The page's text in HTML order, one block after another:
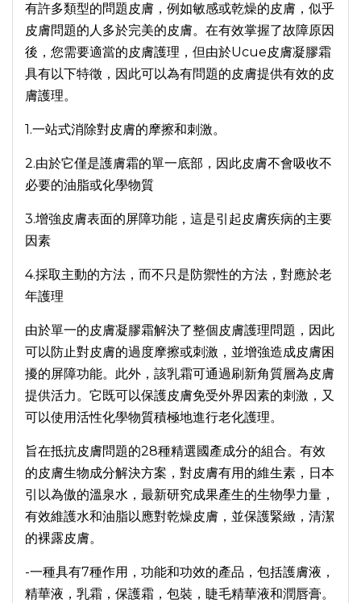
有許多類型的問題皮膚，例如敏感或乾燥的皮膚，似乎
皮膚問題的人多於完美的皮膚。在有效掌握了故障原因
後，您需要適當的皮膚護理，但由於Ucue皮膚凝膠霜
具有以下特徵，因此可以為有問題的皮膚提供有效的皮
膚護理。
1.一站式消除對皮膚的摩擦和刺激。
2.由於它僅是護膚霜的單一底部，因此皮膚不會吸收不
必要的油脂或化學物質
3.增強皮膚表面的屏障功能，這是引起皮膚疾病的主要
因素
4.採取主動的方法，而不只是防禦性的方法，對應於老
年護理
由於單一的皮膚凝膠霜解決了整個皮膚護理問題，因此
可以防止對皮膚的過度摩擦或刺激，並增強造成皮膚困
擾的屏障功能。此外，該乳霜可通過刷新角質層為皮膚
提供活力。它既可以保護皮膚免受外界因素的刺激，又
可以使用活性化學物質積極地進行老化護理。
旨在抵抗皮膚問題的28種精選國產成分的組合。有效
的皮膚生物成分解決方案，對皮膚有用的維生素，日本
引以為傲的溫泉水，最新研究成果產生的生物學力量，
有效維護水和油脂以應對乾燥皮膚，並保護緊緻，清潔
的裸露皮膚。
-一種具有7種作用，功能和功效的產品，包括護膚液，
精華液，乳霜，保護霜，包裝，睫毛精華液和潤唇膏。